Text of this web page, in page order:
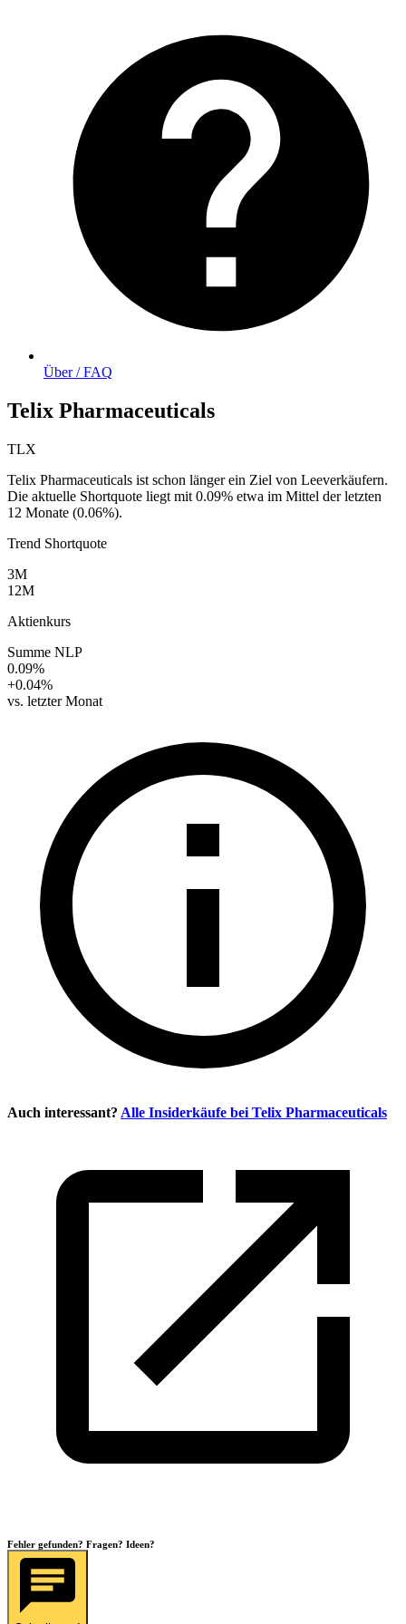
Über / FAQ
Telix Pharmaceuticals
TLX
Telix Pharmaceuticals ist schon länger ein Ziel von Leeverkäufern.
Die aktuelle Shortquote liegt mit 0.09% etwa im Mittel der letzten
12 Monate (0.06%).
Trend Shortquote
3M
12M
Aktienkurs
Summe NLP
0.09%
+0.04%
vs. letzter Monat
Auch interessant? Alle Insiderkäufe bei Telix Pharmaceuticals
Fehler gefunden? Fragen? Ideen?